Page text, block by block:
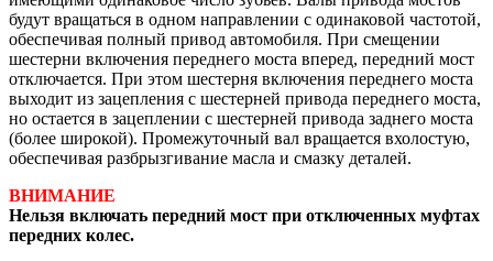
будут вращаться в одном направлении с одинаковой частотой,
обеспечивая полный привод автомобиля. При смещении
шестерни включения переднего моста вперед, передний мост
отключается. При этом шестерня включения переднего моста
выходит из зацепления с шестерней привода переднего моста,
но остается в зацеплении с шестерней привода заднего моста
(более широкой). Промежуточный вал вращается вхолостую,
обеспечивая разбрызгивание масла и смазку деталей.
ВНИМАНИЕ
Нельзя включать передний мост при отключенных муфтах
передних колес.